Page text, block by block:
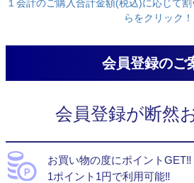
１会計のご購入合計金額(税込)に応じて
らをクリック！
会員登録のご
会員登録が断然
お買い物の度にポイントGET‼
1ポイント1円で利用可能‼